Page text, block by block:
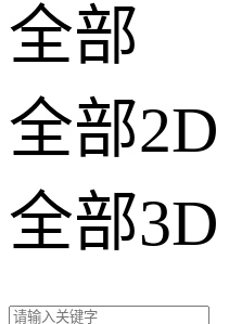
全部
全部2D
全部3D